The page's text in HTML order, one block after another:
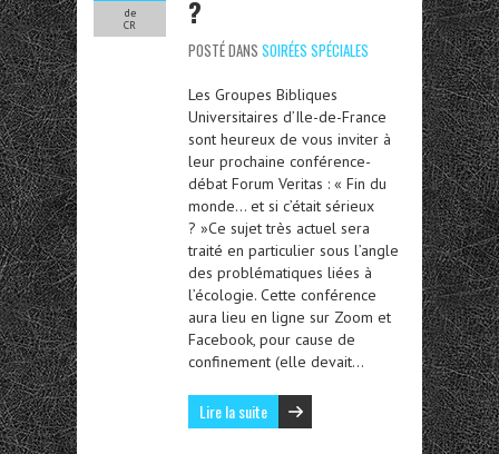
de
CR
?
POSTÉ DANS SOIRÉES SPÉCIALES
Les Groupes Bibliques
Universitaires d’Ile-de-France
sont heureux de vous inviter à
leur prochaine conférence-
débat Forum Veritas : « Fin du
monde… et si c’était sérieux
? »Ce sujet très actuel sera
traité en particulier sous l’angle
des problématiques liées à
l’écologie. Cette conférence
aura lieu en ligne sur Zoom et
Facebook, pour cause de
confinement (elle devait…
Lire la suite